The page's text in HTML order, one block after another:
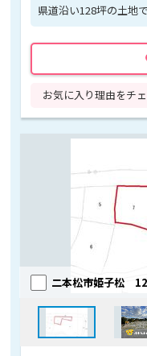
県道沿い128坪の土地
お気に入り理由をチ
二本松市姫子松